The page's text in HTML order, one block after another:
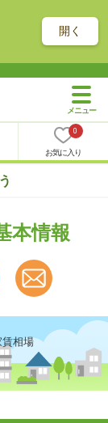
開く
0
お気に入り
本情報
賃相場